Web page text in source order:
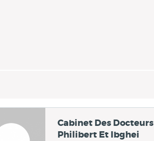
Cabinet Des Docteurs
Philibert Et Ibghei